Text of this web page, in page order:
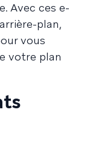
Avec ces e-
plan,
vous
votre plan